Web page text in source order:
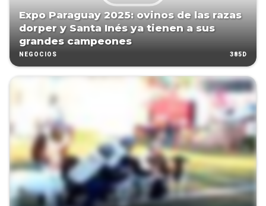
Expo Paraguay 2025: ovinos de las razas
dorper y Santa Inés ya tienen a sus
grandes campeones
NEGOCIOS 385D